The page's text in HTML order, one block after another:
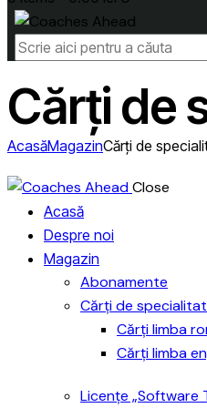
Cărți de
AcasăMagazinCărți de
Close
Acasă
Despre noi
Magazin
Abonamente
Cărți de
Cărți limba
Cărți limba
Licențe „Software